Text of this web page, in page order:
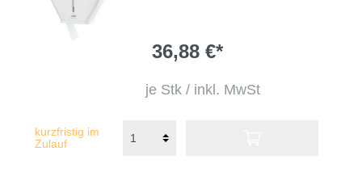
36,88 €*
je Stk / inkl. MwSt
kurzfristig im
Zulauf